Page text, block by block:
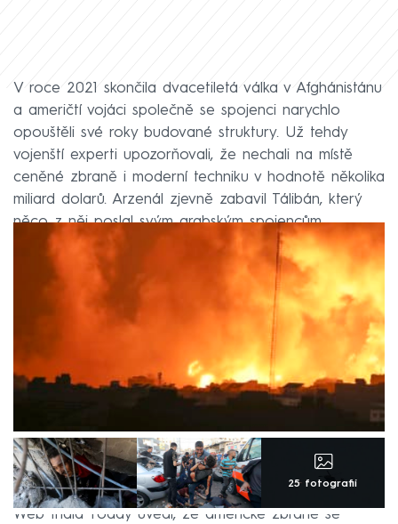
V roce 2021 skončila dvacetiletá válka v Afghánistánu
a američtí vojáci společně se spojenci narychlo
opouštěli své roky budované struktury. Už tehdy
vojenští experti upozorňovali, že nechali na místě
ceněné zbraně i moderní techniku v hodnotě několika
miliard dolarů. Arzenál zjevně zabavil Tálibán, který
něco z něj poslal svým arabským spojencům.
25 fotografií
Web India Today uvedl, že americké zbraně se